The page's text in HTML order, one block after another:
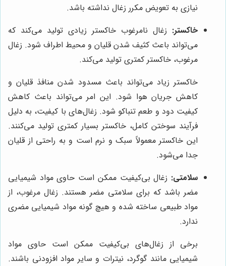
نیازی به تعویض مکرر زغال نداشته باشد.
خاکستر: زغال نامرغوب خاکستر زیادی تولید می‌کند که
می‌تواند باعث کثیف شدن قلیان و محیط اطراف شود. زغال
مرغوب، خاکستر کمتری تولید می‌کند.
خاکستر زیاد می‌تواند باعث مسدود شدن منافذ قلیان و
کاهش جریان هوا شود. این امر می‌تواند باعث کاهش
کیفیت دود و طعم تنباکو شود. زغال‌های با کیفیت، به دلیل
فرآیند سوختن کامل، خاکستر بسیار کمتری تولید می‌کنند.
این خاکستر معمولاً سبک و نرم است و به راحتی از قلیان
جدا می‌شود.
سلامتی: زغال بی‌کیفیت ممکن است حاوی مواد شیمیایی
مضر باشد که برای سلامتی مضر هستند. زغال مرغوب، از
مواد طبیعی ساخته شده و هیچ گونه مواد شیمیایی مضری
ندارد.
برخی از زغال‌های بی‌کیفیت ممکن است حاوی مواد
شیمیایی مانند گوگرد، نیترات و سایر مواد افزودنی باشند.